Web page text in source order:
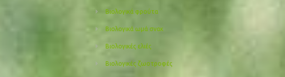
Βιολογικά φρούτα
Βιολογικά ωμά σνακ
Βιολογικές ελιές
Βιολογικές ζωοτροφές